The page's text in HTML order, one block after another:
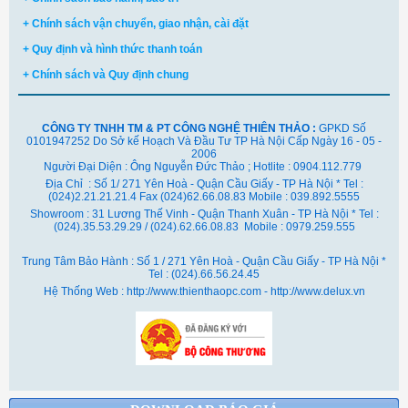
+ Chính sách vận chuyển, giao nhận, cài đặt
+ Quy định và hình thức thanh toán
+ Chính sách và Quy định chung
CÔNG TY TNHH TM & PT CÔNG NGHỆ THIÊN THẢO : GPKD Số
0101947252 Do Sở kế Hoạch Và Đầu Tư TP Hà Nội Cấp Ngày 16 - 05 -
2006
Người Đại Diện : Ông Nguyễn Đức Thảo ; Hotlite : 0904.112.779
Địa Chỉ : Số 1/ 271 Yên Hoà - Quận Cầu Giấy - TP Hà Nội * Tel :
(024)2.21.21.21.4 Fax (024)62.66.08.83 Mobile : 039.892.5555
Showroom : 31 Lương Thế Vinh - Quận Thanh Xuân - TP Hà Nội * Tel :
(024).35.53.29.29 / (024).62.66.08.83 Mobile : 0979.259.555
Trung Tâm Bảo Hành : Số 1 / 271 Yên Hoà - Quận Cầu Giấy - TP Hà Nội *
Tel : (024).66.56.24.45
Hệ Thống Web : http://www.thienthaopc.com - http://www.delux.vn